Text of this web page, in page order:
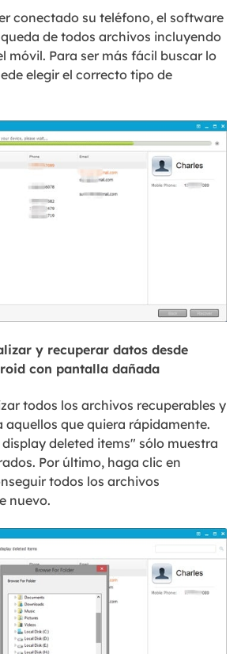
conectado su teléfono, el software
de todos archivos incluyendo
móvil. Para ser más fácil buscar lo
elegir el correcto tipo de
y recuperar datos desde
con pantalla dañada
todos los archivos recuperables y
aquellos que quiera rápidamente.
deleted items" sólo muestra
Por último, haga clic en
todos los archivos
nuevo.